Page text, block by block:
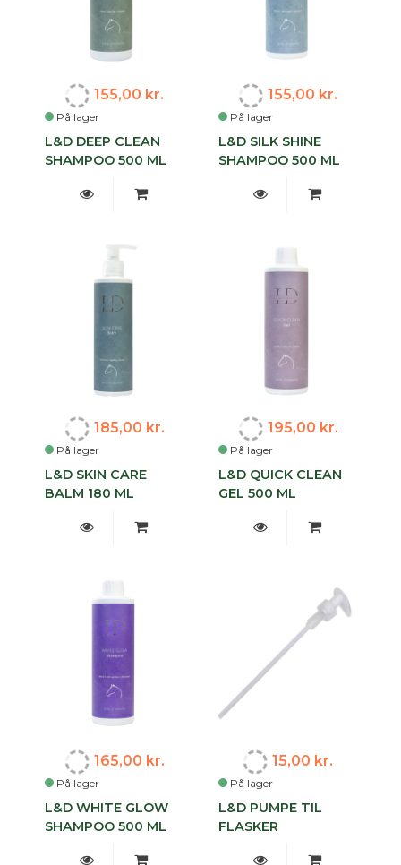
På lager
155,00 kr.
L&D DEEP CLEAN
SHAMPOO 500 ML
På lager
155,00 kr.
L&D SILK SHINE
SHAMPOO 500 ML
På lager
185,00 kr.
L&D SKIN CARE
BALM 180 ML
På lager
195,00 kr.
L&D QUICK CLEAN
GEL 500 ML
På lager
165,00 kr.
L&D WHITE GLOW
SHAMPOO 500 ML
På lager
15,00 kr.
L&D PUMPE TIL
FLASKER